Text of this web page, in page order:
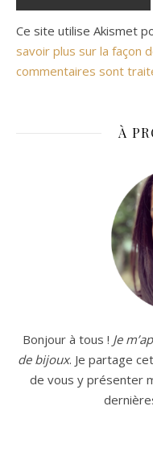
Ce site utilise Akismet
savoir plus sur la façon
commentaires sont
À
Bonjour à tous ! Je
de bijoux. Je partage
de vous y présenter